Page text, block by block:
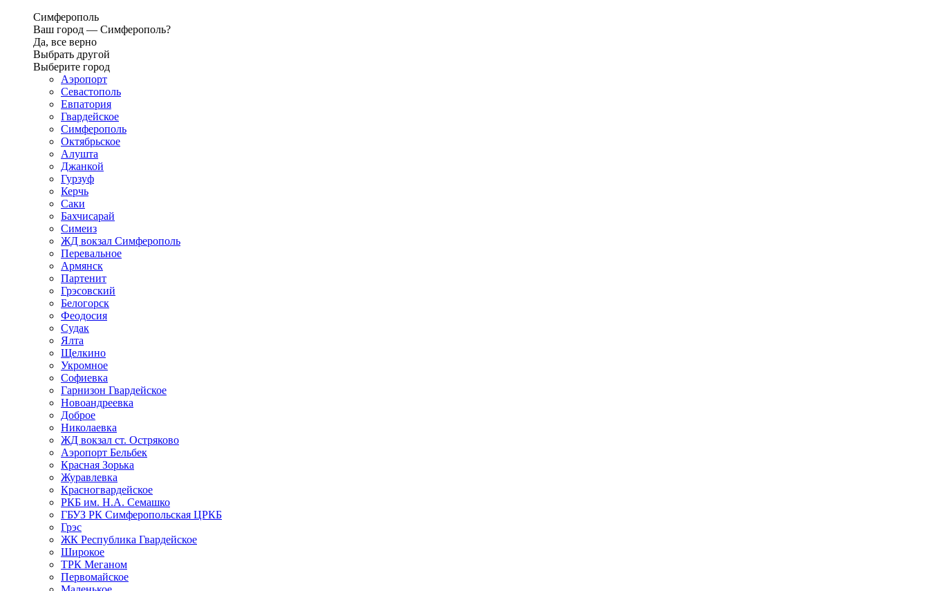
Симферополь
Ваш город — Симферополь?
Да, все верно
Выбрать другой
Выберите город
Аэропорт
Севастополь
Евпатория
Гвардейское
Симферополь
Октябрьское
Алушта
Джанкой
Гурзуф
Керчь
Саки
Бахчисарай
Симеиз
ЖД вокзал Симферополь
Перевальное
Армянск
Партенит
Грэсовский
Белогорск
Феодосия
Судак
Ялта
Щелкино
Укромное
Софиевка
Гарнизон Гвардейское
Новоандреевка
Доброе
Николаевка
ЖД вокзал ст. Остряково
Аэропорт Бельбек
Красная Зорька
Журавлевка
Красногвардейское
РКБ им. Н.А. Семашко
ГБУЗ РК Симферопольская ЦРКБ
Грэс
ЖК Республика Гвардейское
Широкое
ТРК Меганом
Первомайское